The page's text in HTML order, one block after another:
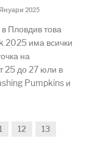
2025
Пловдив това
2025 има всички
на
25 до 27 юли в
Pumpkins и
12 13